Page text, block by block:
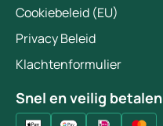
Cookiebeleid (EU)
Privacy Beleid
Klachtenformulier
Snel en veilig betalen